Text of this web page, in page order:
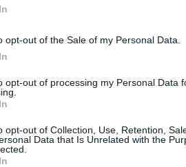
opt-out of the Sale of my Personal Data.
opt-out of processing my Personal Data
opt-out of Collection, Use, Retention,
Data that Is Unrelated with the
οικογένειας, και
έναν νεαρό βασιλιά.
Σουηδίας παντρεύτηκε
Φίλιππο και τη Μαγδαληνή.